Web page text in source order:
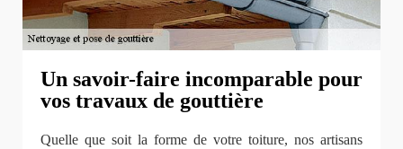
Un savoir-faire incomparable pour
vos travaux de gouttière
Quelle que soit la forme de votre toiture, nos artisans